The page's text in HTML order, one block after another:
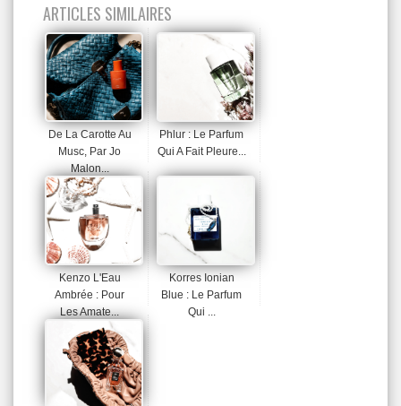
ARTICLES SIMILAIRES
De La Carotte Au
Musc, Par Jo
Malon...
Phlur : Le Parfum
Qui A Fait Pleure...
Kenzo L'Eau
Ambrée : Pour
Les Amate...
Korres Ionian
Blue : Le Parfum
Qui ...